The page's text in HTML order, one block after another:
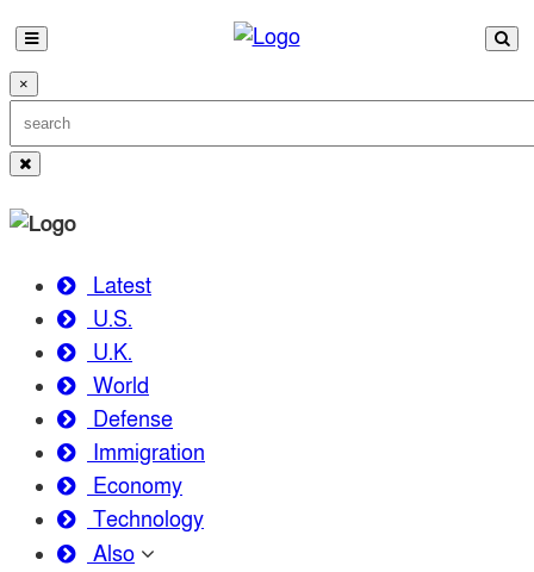
×
Latest
U.S.
U.K.
World
Defense
Immigration
Economy
Technology
Also